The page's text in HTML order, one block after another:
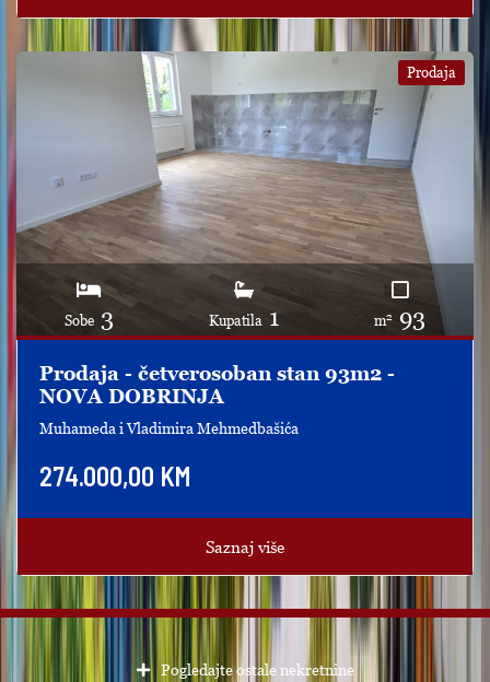
Sobe 3 Kupatila 1 m2 93
Prodaja
Prodaja - četverosoban stan 93m2 -
NOVA DOBRINJA
Muhameda i Vladimira Mehmedbašića
274.000,00 KM
Saznaj više
Pogledajte ostale nekretnine